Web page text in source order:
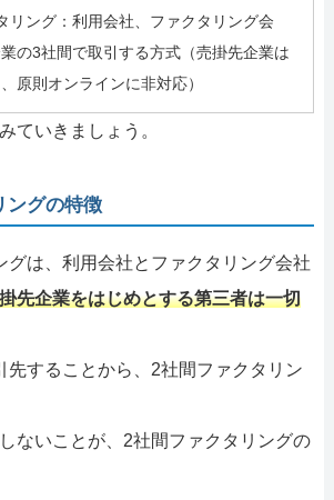
リング：利用会社、ファクタリング会
の3社間で取引する方式（売掛先企業は
原則オンラインに非対応）
ていきましょう。
ングの特徴
グは、利用会社とファクタリング会社
先企業をはじめとする第三者は一切
先することから、2社間ファクタリン
ないことが、2社間ファクタリングの